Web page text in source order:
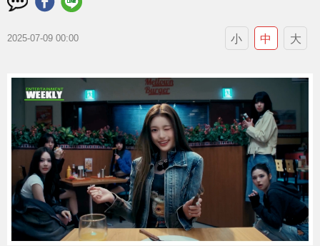
2025-07-09 00:00 小 中 大